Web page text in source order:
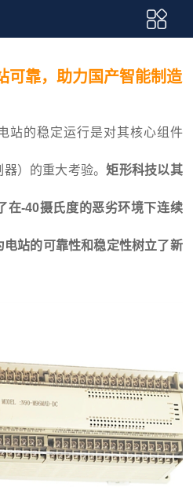
可靠，助力国产智能制造
站的稳定运行是对其核心组件
）的重大考验。矩形科技以其
在-40摄氏度的恶劣环境下连续
站的可靠性和稳定性树立了新